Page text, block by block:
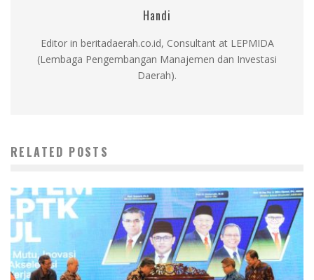
Handi
Editor in beritadaerah.co.id, Consultant at LEPMIDA
(Lembaga Pengembangan Manajemen dan Investasi
Daerah).
RELATED POSTS